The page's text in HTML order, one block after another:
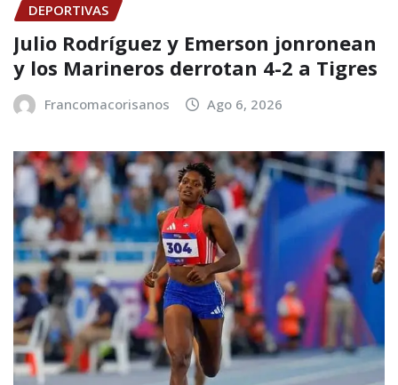
DEPORTIVAS
Julio Rodríguez y Emerson jonronean
y los Marineros derrotan 4-2 a Tigres
Francomacorisanos Ago 6, 2026